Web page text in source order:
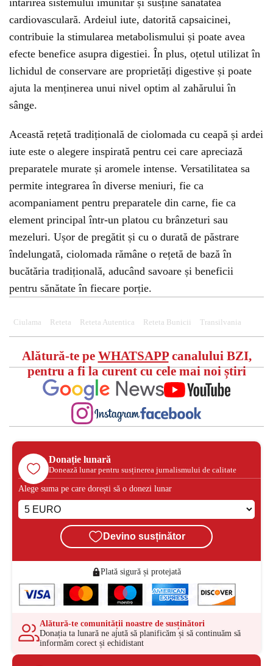
întărirea sistemului imunitar și susține sănătatea
cardiovasculară. Ardeiul iute, datorită capsaicinei,
contribuie la stimularea metabolismului și poate avea
efecte benefice asupra digestiei. În plus, oțetul utilizat în
lichidul de conservare are proprietăți digestive și poate
ajuta la menținerea unui nivel optim al zahărului în
sânge.
Această rețetă tradițională de ciolomada cu ceapă și ardei
iute este o alegere inspirată pentru cei care apreciază
preparatele murate și aromele intense. Versatilitatea sa
permite integrarea în diverse meniuri, fie ca
acompaniament pentru preparatele din carne, fie ca
element principal într-un platou cu brânzeturi sau
mezeluri. Ușor de pregătit și cu o durată de păstrare
îndelungată, ciolomada rămâne o rețetă de bază în
bucătăria tradițională, aducând savoare și beneficii
pentru sănătate în fiecare porție.
Ciulama Reteta Reteta Autentica Reteta Bunicii Transilvania
Alătură-te pe WHATSAPPcanalului BZI,
pentru a fi la curent cu cele mai noi știri
Donație lunară
Donează lunar pentru susținerea jurnalismului de calitate
Alege suma pe care dorești să o donezi lunar
Devino susținător
Plată sigură și protejată
Alătură-te comunității noastre de susținători
Donația ta lunară ne ajută să planificăm și să continuăm să
informăm corect și echidistant